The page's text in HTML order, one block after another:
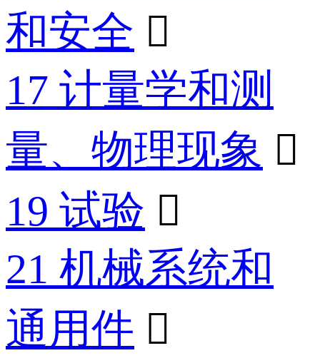
和安全 
17 计量学和测
量、物理现象 
19 试验 
21 机械系统和
通用件 